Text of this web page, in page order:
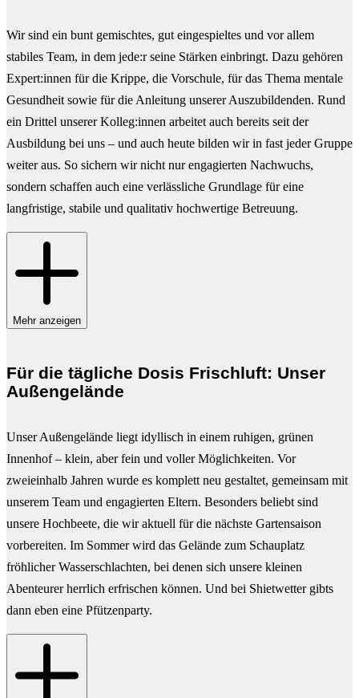
Wir sind ein bunt gemischtes, gut eingespieltes und vor allem
stabiles Team, in dem jede:r seine Stärken einbringt. Dazu gehören
Expert:innen für die Krippe, die Vorschule, für das Thema mentale
Gesundheit sowie für die Anleitung unserer Auszubildenden. Rund
ein Drittel unserer Kolleg:innen arbeitet auch bereits seit der
Ausbildung bei uns – und auch heute bilden wir in fast jeder Gruppe
weiter aus. So sichern wir nicht nur engagierten Nachwuchs,
sondern schaffen auch eine verlässliche Grundlage für eine
langfristige, stabile und qualitativ hochwertige Betreuung.
Mehr anzeigen
Für die tägliche Dosis Frischluft: Unser
Außengelände
Unser Außengelände liegt idyllisch in einem ruhigen, grünen
Innenhof – klein, aber fein und voller Möglichkeiten. Vor
zweieinhalb Jahren wurde es komplett neu gestaltet, gemeinsam mit
unserem Team und engagierten Eltern. Besonders beliebt sind
unsere Hochbeete, die wir aktuell für die nächste Gartensaison
vorbereiten. Im Sommer wird das Gelände zum Schauplatz
fröhlicher Wasserschlachten, bei denen sich unsere kleinen
Abenteurer herrlich erfrischen können. Und bei Shietwetter gibts
dann eben eine Pfützenparty.